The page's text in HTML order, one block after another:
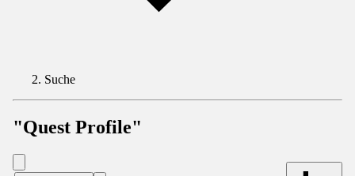
Suche
"Quest Profile"